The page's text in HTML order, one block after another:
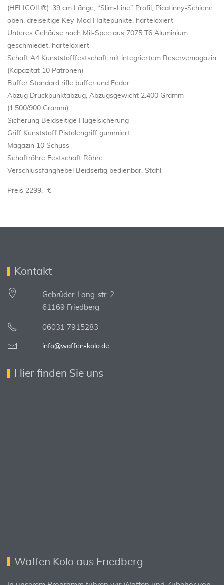
(HELICOIL®). 39 cm Länge, “Slim-Line” Profil, Picatinny-Schiene
oben, dreiseitige Key-Mod Haltepunkte, harteloxiert
Unteres Gehäuse nach Mil-Spec aus 7075 T6 Aluminium
geschmiedet, harteloxiert
Schaft A4 Kunststofffestschaft mit integriertem Reservemagazin
(Kapazität 10 Patronen)
Buffer Standard rifle buffer und Feder
Abzug Druckpunktabzug, Abzugsgewicht 2.400 Gramm
(1.500/900 Gramm)
Sicherung Beidseitige Flügelsicherung
Griff Kunststoff Pistolengriff gummiert
Magazin 10 Schuss
Schaftröhre Festschaft Röhre
Verschlussfanghebel Beidseitig bedienbar, Stahl
Preis 2299.- €
Kontakt
Gebrüder-Lang-str. 2
61169 Friedberg
06031 7915283
info@waffen-kolo.de
Hier finden Sie uns
Waffen Kolo aus Friedberg